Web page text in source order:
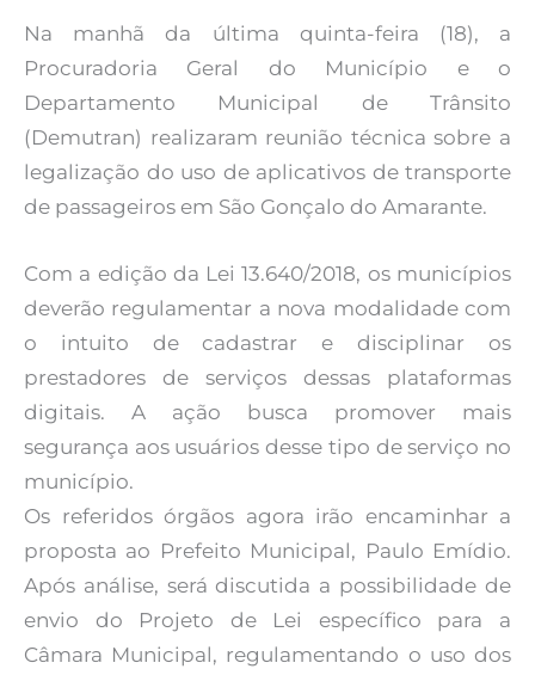
Na manhã da última quinta-feira (18), a
Procuradoria Geral do Município e o
Departamento Municipal de Trânsito
(Demutran) realizaram reunião técnica sobre a
legalização do uso de aplicativos de transporte
de passageiros em São Gonçalo do Amarante.
Com a edição da Lei 13.640/2018, os municípios
deverão regulamentar a nova modalidade com
o intuito de cadastrar e disciplinar os
prestadores de serviços dessas plataformas
digitais. A ação busca promover mais
segurança aos usuários desse tipo de serviço no
município.
Os referidos órgãos agora irão encaminhar a
proposta ao Prefeito Municipal, Paulo Emídio.
Após análise, será discutida a possibilidade de
envio do Projeto de Lei específico para a
Câmara Municipal, regulamentando o uso dos